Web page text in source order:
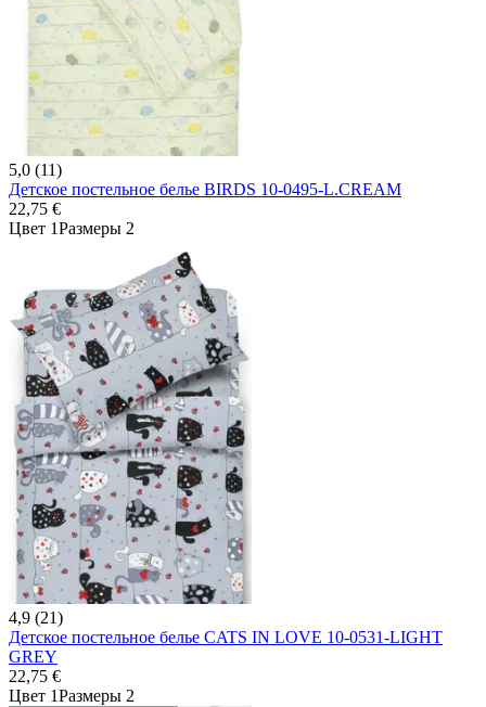
5,0 (11)
Детское постельное белье BIRDS 10-0495-L.CREAM
22,75 €
Цвет 1Размеры 2
4,9 (21)
Детское постельное белье CATS IN LOVE 10-0531-LIGHT
GREY
22,75 €
Цвет 1Размеры 2